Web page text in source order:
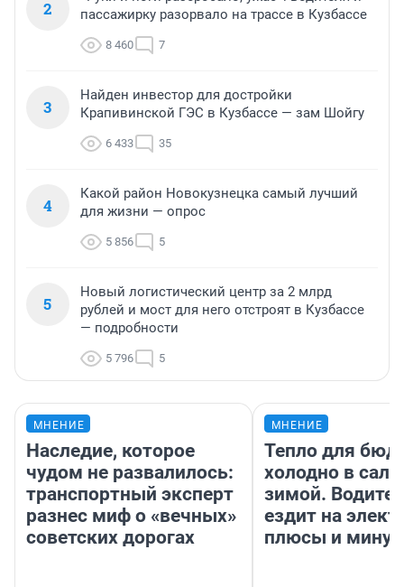
2
пассажирку разорвало на трассе в Кузбассе
8 460 7
3
Найден инвестор для достройки
Крапивинской ГЭС в Кузбассе — зам Шойгу
6 433 35
4
Какой район Новокузнецка самый лучший
для жизни — опрос
5 856 5
5
Новый логистический центр за 2 млрд
рублей и мост для него отстроят в Кузбассе
— подробности
5 796 5
МНЕНИЕ
Наследие, которое
чудом не развалилось:
транспортный эксперт
разнес миф о «вечных»
советских дорогах
МНЕНИЕ
Тепло для
холодно в
зимой.
ездит на
плюсы и